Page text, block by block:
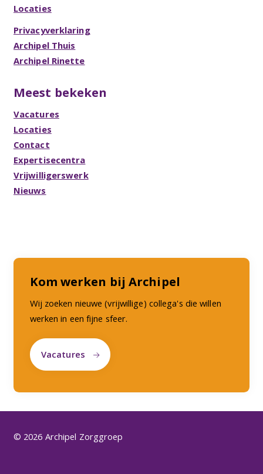
Locaties
Privacyverklaring
Archipel Thuis
Archipel Rinette
Meest bekeken
Vacatures
Locaties
Contact
Expertisecentra
Vrijwilligerswerk
Nieuws
Kom werken bij Archipel
Wij zoeken nieuwe (vrijwillige) collega's die willen
werken in een fijne sfeer.
Vacatures
© 2026 Archipel Zorggroep